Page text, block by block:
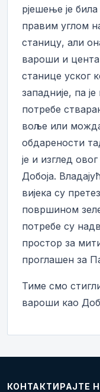
рјешење је
правим углом
станицу, али
вароши и
станице уског
западније, па
потребе
воље или
обдарености
је и изглед
Добоја.
вијека су
површином
потребе су
простор за
проглашен за
Тиме смо
вароши као
КОНТАКТИРАЈТЕ